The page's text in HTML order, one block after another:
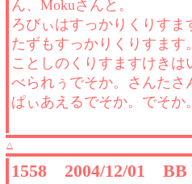
ん、Mokuさんと。
ろびぃはすっかりくりすま
たずもすっかりくりすます
ことしのくりすますけきは
べられぅでそか。さんたさ
ぱぃあえるでそか。でそか
△
1558 2004/12/01